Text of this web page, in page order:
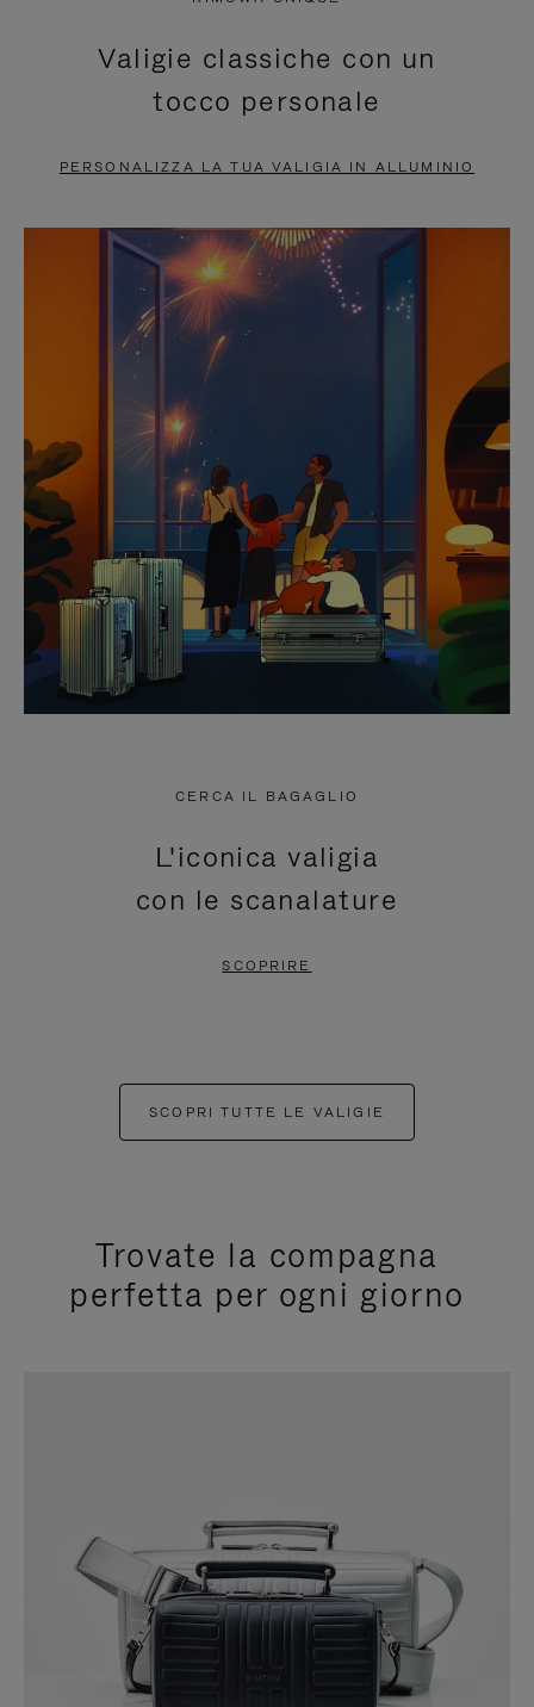
PAUSA,
PREMERE
METTERLO
PAUSA
PREMI
PER
ATTIVARE
Valigie classiche con un
tocco personale
PERSONALIZZA LA TUA VALIGIA IN ALLUMINIO
CERCA IL BAGAGLIO
L'iconica valigia
con le scanalature
SCOPRIRE
SCOPRI TUTTE LE VALIGIE
Trovate la compagna
perfetta per ogni giorno